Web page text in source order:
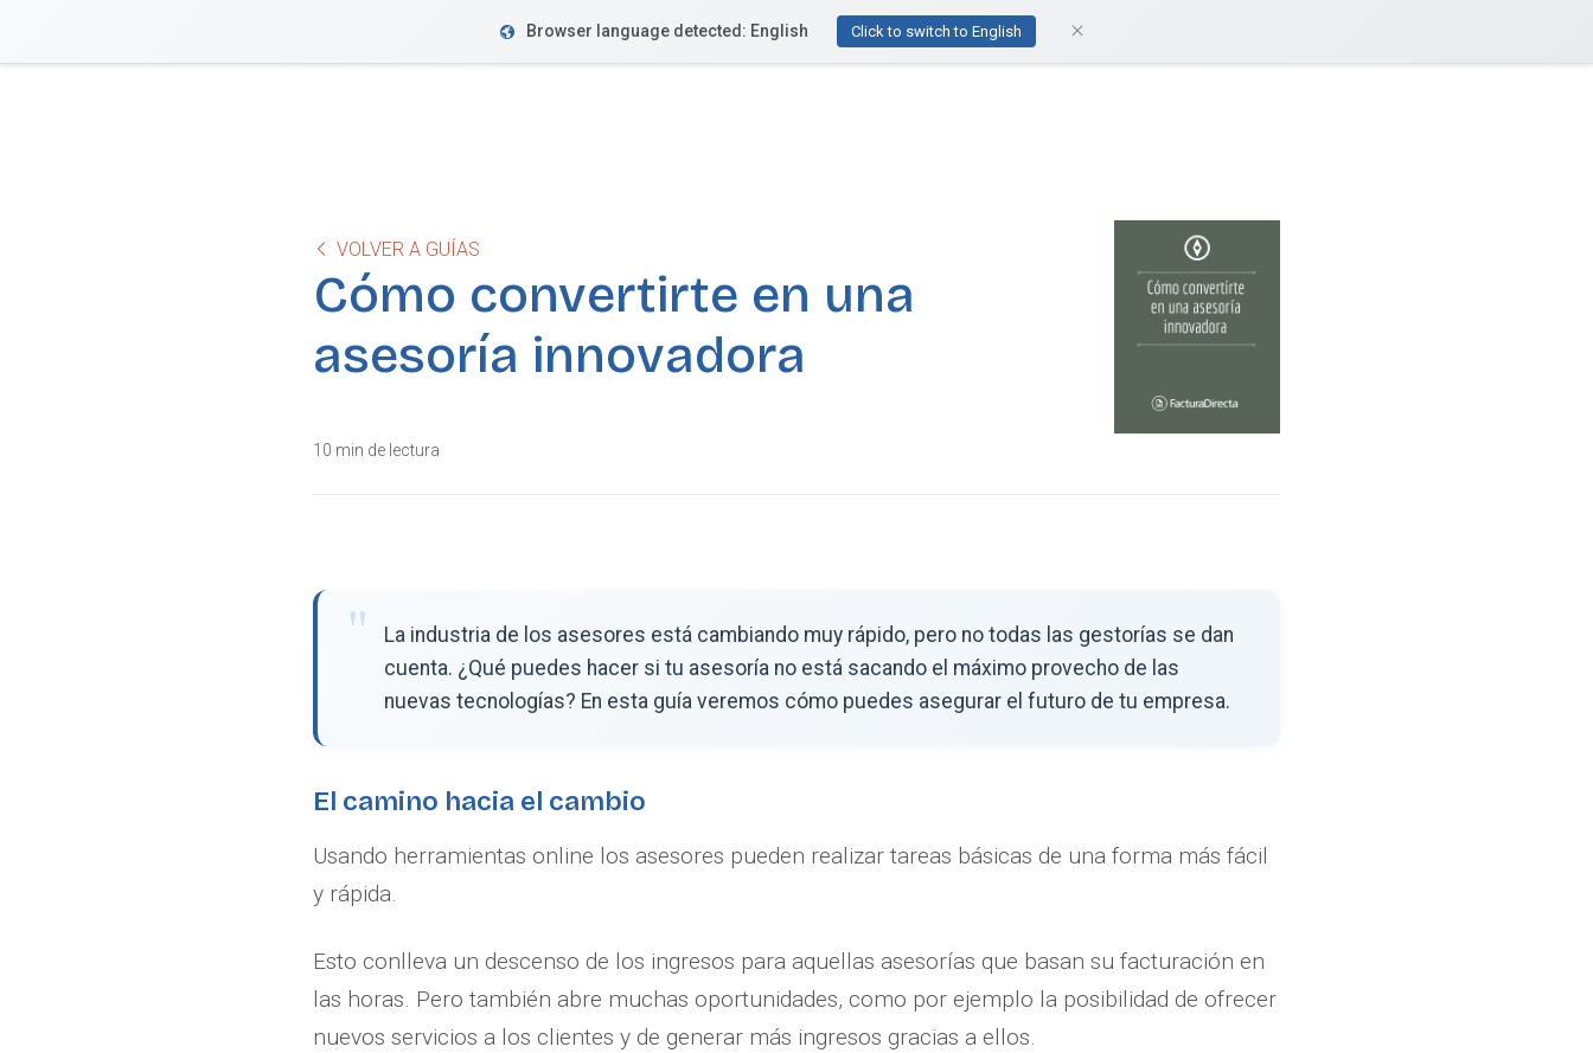
VeriFactu Funcionalidades Recursos Precios ¿Te ayudamos?
Browser language detected: English Click to switch to English
VOLVER A GUÍAS
Cómo convertirte en una
asesoría innovadora
10 min de lectura
La industria de los asesores está cambiando muy rápido, pero no todas las gestorías se dan
cuenta. ¿Qué puedes hacer si tu asesoría no está sacando el máximo provecho de las
nuevas tecnologías? En esta guía veremos cómo puedes asegurar el futuro de tu empresa.
El camino hacia el cambio
Usando herramientas online los asesores pueden realizar tareas básicas de una forma más fácil
y rápida.
Esto conlleva un descenso de los ingresos para aquellas asesorías que basan su facturación en
las horas. Pero también abre muchas oportunidades, como por ejemplo la posibilidad de ofrecer
nuevos servicios a los clientes y de generar más ingresos gracias a ellos.